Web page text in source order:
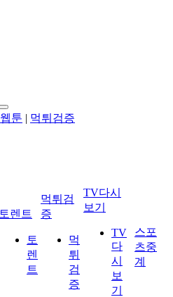
웹툰 | 먹튀검증
토렌트
토
렌
트
먹튀검
증
먹
튀
검
증
TV다시
보기
TV
다
시
보
기
스포
츠중
계